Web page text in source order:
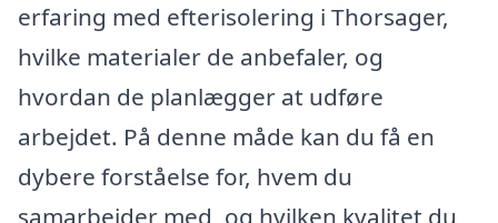
erfaring med efterisolering i Thorsager,
hvilke materialer de anbefaler, og
hvordan de planlægger at udføre
arbejdet. På denne måde kan du få en
dybere forståelse for, hvem du
samarbejder med, og hvilken kvalitet du